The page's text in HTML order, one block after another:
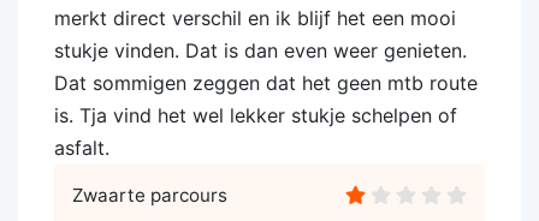
merkt direct verschil en ik blijf het een mooi
stukje vinden. Dat is dan even weer genieten.
Dat sommigen zeggen dat het geen mtb route
is. Tja vind het wel lekker stukje schelpen of
asfalt.
Zwaarte parcours